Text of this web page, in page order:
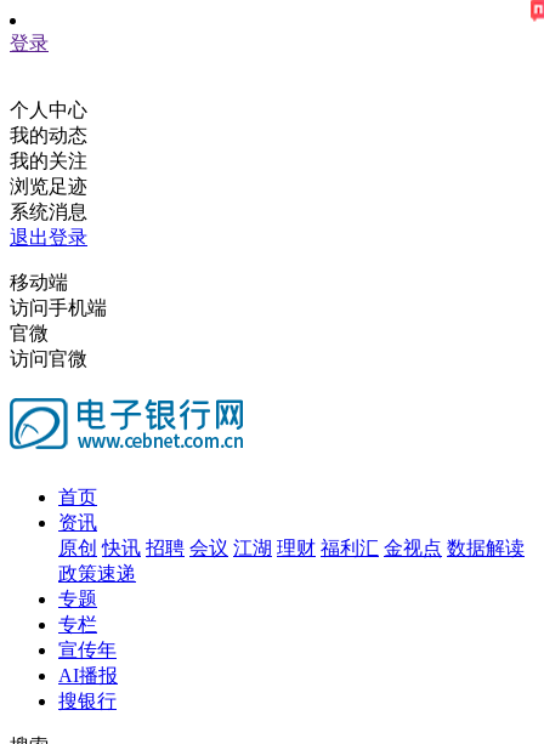
登录
个人中心
我的动态
我的关注
浏览足迹
系统消息
退出登录
移动端
访问手机端
官微
访问官微
首页
资讯
原创 快讯 招聘 会议 江湖 理财 福利汇 金视点 数据解读
政策速递
专题
专栏
宣传年
AI播报
搜银行